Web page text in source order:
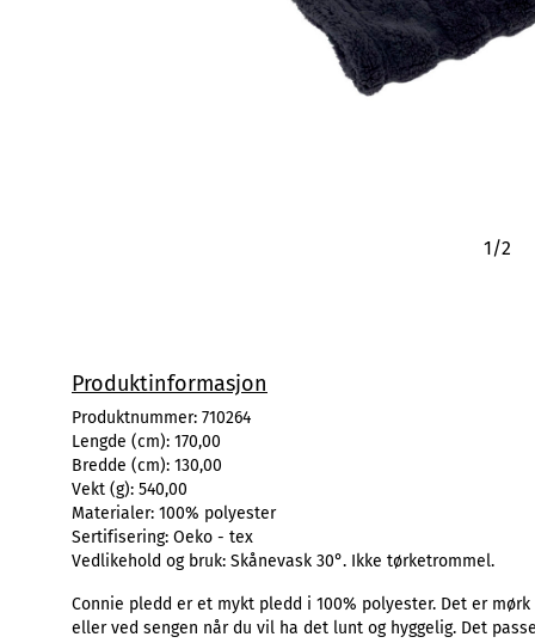
1/2
Produktinformasjon
Produktnummer: 710264
Lengde (cm): 170,00
Bredde (cm): 130,00
Vekt (g): 540,00
Materialer: 100% polyester
Sertifisering: Oeko - tex
Vedlikehold og bruk: Skånevask 30°. Ikke tørketrommel.
Connie pledd er et mykt pledd i 100% polyester. Det er
eller ved sengen når du vil ha det lunt og hyggelig. Det